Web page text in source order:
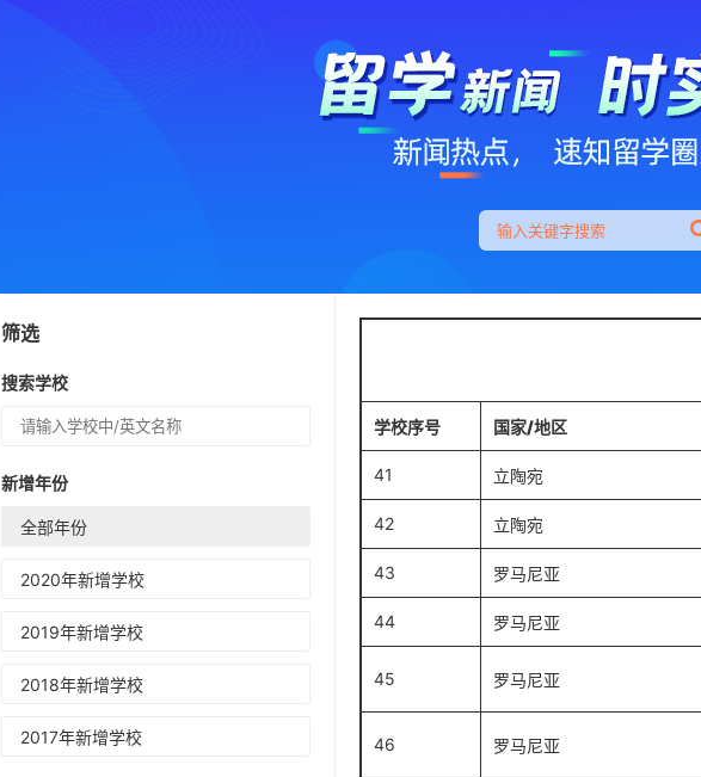
筛选
搜索学校
新增年份
全部年份
2020年新增学校
2019年新增学校
2018年新增学校
2017年新增学校
学校序号 国家/地区
41 立陶宛
42 立陶宛
43 罗马尼亚
44 罗马尼亚
45 罗马尼亚
46 罗马尼亚